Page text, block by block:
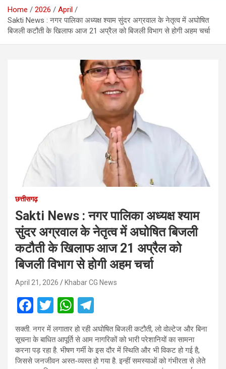
Home 2026
April
Sakti News : नगर पालिका अध्यक्ष श्याम सुंदर अग्रवाल के नेतृत्व में अघोषित
बिजली कटौती के खिलाफ आज 21 अप्रैल को बिजली विभाग से होगी अहम चर्चा
छत्तीसगढ़
Sakti News : नगर पालिका अध्यक्ष श्याम
सुंदर अग्रवाल के नेतृत्व में अघोषित बिजली
कटौती के खिलाफ आज 21 अप्रैल को
बिजली विभाग से होगी अहम चर्चा
April 21, 2026 Khabar CG News
F
a
ce
b
T
wi
tt
er
W
h
at
s
el
e
gr
सक्ती. नगर में लगातार हो रही अघोषित बिजली कटौती, लो वोल्टेज और बिना
सूचना के बाधित आपूर्ति से आम नागरिकों को भारी परेशानियों का सामना
करना पड़ रहा है. भीषण गर्मी के इस दौर में स्थिति और भी विकट हो गई है,
जिससे जनजीवन अस्त-व्यस्त हो गया है. इन्हीं समस्याओं को गंभीरता से लेते